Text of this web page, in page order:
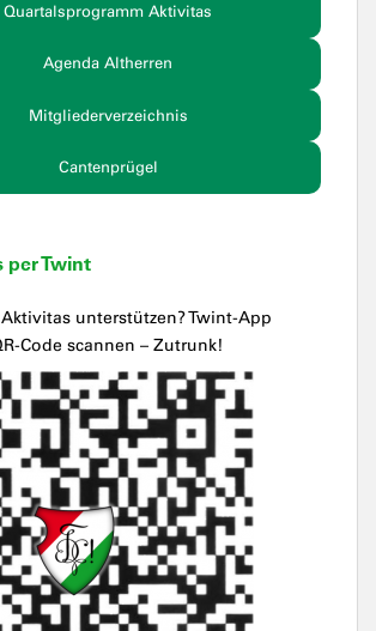
Quartalsprogramm Aktivitas
Agenda Altherren
Mitgliederverzeichnis
Cantenprügel
per Twint
unterstützen? Twint-App
Code scannen – Zutrunk!